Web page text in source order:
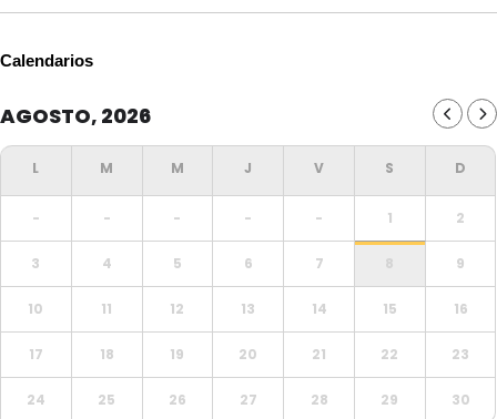
Calendarios
AGOSTO, 2026
- - - - - 1 2
3 4 5 6 7 8 9
10 11 12 13 14 15 16
17 18 19 20 21 22 23
24 25 26 27 28 29 30